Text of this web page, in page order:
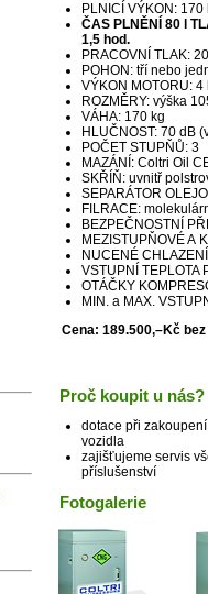
PLNICÍ VÝKON:
ČAS PLNĚNÍ 80 l
1,5 hod.
PRACOVNÍ TLAK:
POHON: tří nebo
VÝKON MOTORU:
ROZMĚRY: výška
VÁHA: 170 kg
HLUČNOST: 70 dB
POČET STUPŇŮ: 3
MAZÁNÍ: Coltri Oil
SKŘÍŇ: uvnitř
SEPARÁTOR
FILRACE:
BEZPEČNOSTNÍ
MEZISTUPŇOVÉ A
NUCENÉ
VSTUPNÍ TEPLOTA
OTÁČKY
MIN. a MAX.
Cena: 189.500,–Kč bez
Proč koupit u nás?
dotace při
vozidla
zajišťujeme servis
příslušenství
Fotogalerie